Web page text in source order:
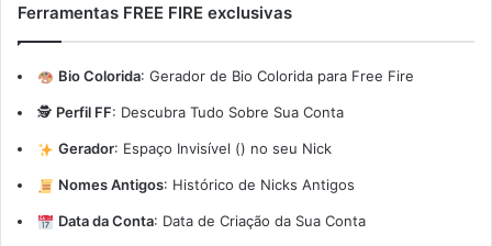
Ferramentas FREE FIRE exclusivas
Bio Colorida: Gerador de Bio Colorida para Free Fire
🕵️ Perfil FF: Descubra Tudo Sobre Sua Conta
Gerador: Espaço Invisível (ㅤ) no seu Nick
Nomes Antigos: Histórico de Nicks Antigos
Data da Conta: Data de Criação da Sua Conta